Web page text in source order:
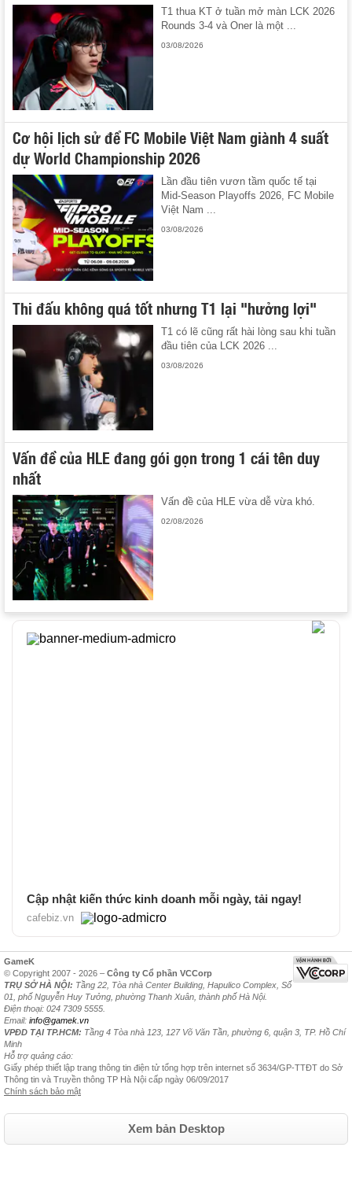
T1 thua KT ở tuần mở màn LCK 2026
Rounds 3-4 và Oner là một ...
03/08/2026
Cơ hội lịch sử để FC Mobile Việt Nam giành 4 suất
dự World Championship 2026
Lần đầu tiên vươn tầm quốc tế tại
Mid-Season Playoffs 2026, FC Mobile
Việt Nam ...
03/08/2026
Thi đấu không quá tốt nhưng T1 lại "hưởng lợi"
T1 có lẽ cũng rất hài lòng sau khi tuần
đầu tiên của LCK 2026 ...
03/08/2026
Vấn đề của HLE đang gói gọn trong 1 cái tên duy
nhất
Vấn đề của HLE vừa dễ vừa khó.
02/08/2026
Cập nhật kiến thức kinh doanh mỗi ngày, tải ngay!
cafebiz.vn
GameK
© Copyright 2007 - 2026 – Công ty Cổ phần VCCorp
TRỤ SỞ HÀ NỘI: Tầng 22, Tòa nhà Center Building, Hapulico Complex, Số
01, phố Nguyễn Huy Tưởng, phường Thanh Xuân, thành phố Hà Nội.
Điện thoại: 024 7309 5555.
Email: info@gamek.vn
VPĐD TẠI TP.HCM: Tầng 4 Tòa nhà 123, 127 Võ Văn Tần, phường 6, quận 3, TP. Hồ Chí
Minh
Hỗ trợ quảng cáo:
Giấy phép thiết lập trang thông tin điện tử tổng hợp trên internet số 3634/GP-TTĐT do Sở
Thông tin và Truyền thông TP Hà Nội cấp ngày 06/09/2017
Chính sách bảo mật
Xem bản Desktop